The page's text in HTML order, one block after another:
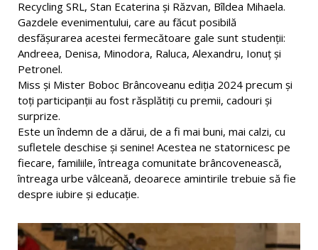
Recycling SRL, Stan Ecaterina și Răzvan, Bîldea Mihaela.
Gazdele evenimentului, care au făcut posibilă
desfășurarea acestei fermecătoare gale sunt studenții:
Andreea, Denisa, Minodora, Raluca, Alexandru, Ionuț și
Petronel.
Miss și Mister Boboc Brâncoveanu ediția 2024 precum și
toți participanții au fost răsplătiți cu premii, cadouri și
surprize.
Este un îndemn de a dărui, de a fi mai buni, mai calzi, cu
sufletele deschise și senine! Acestea ne statornicesc pe
fiecare, familiile, întreaga comunitate brâncovenească,
întreaga urbe vâlceană, deoarece amintirile trebuie să fie
despre iubire și educație.